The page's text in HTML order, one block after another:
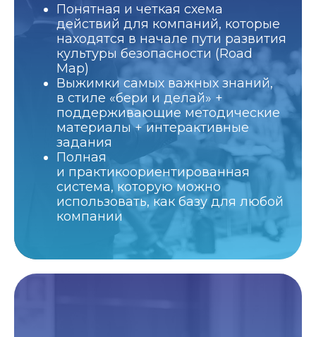
Понятная и четкая схема
действий для компаний, которые
находятся в начале пути развития
культуры безопасности (Road
Map)
Выжимки самых важных знаний,
в стиле «бери и делай» +
поддерживающие методические
материалы + интерактивные
задания
Полная
и практикоориентированная
система, которую можно
использовать, как базу для любой
компании